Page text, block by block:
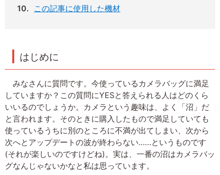
この記事に使用した機材
はじめに
みなさんに質問です。今使っているカメラバッグに満足
していますか？この質問にYESと答えられる人はどのくら
いいるのでしょうか。カメラという趣味は、よく「沼」だ
と言われます。そのときに購入したもので満足していても
使っているうちに別のところに不満が出てしまい、次から
次へとアップデートの波が終わらない……というものです
(それが楽しいのですけどね)。実は、一番の沼はカメラバッ
グなんじゃないかなと私は思っています。